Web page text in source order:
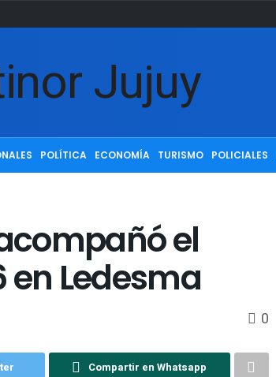
POLÍTICA ECONOMÍA TURISMO POLICIALES
el
en Ledesma
0
Compartir en Whatsapp